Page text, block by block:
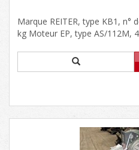
Marque REITER, type KB1, n°
kg Moteur EP, type AS/112M, 4